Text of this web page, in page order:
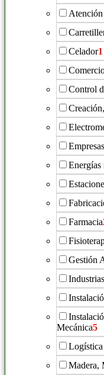
Celador1
Control
Energías
Farmacia
Gestión
Mecánica5
Madera,